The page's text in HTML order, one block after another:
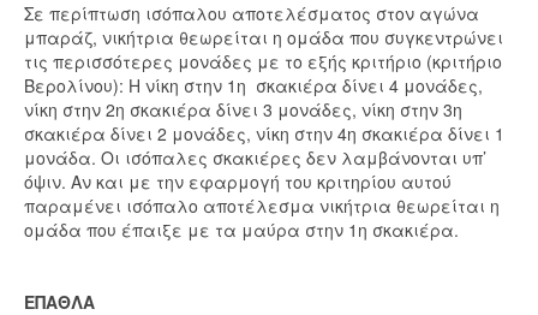
Σε περίπτωση ισόπαλου αποτελέσματος στον αγώνα
μπαράζ, νικήτρια θεωρείται η ομάδα που συγκεντρώνει
τις περισσότερες μονάδες με το εξής κριτήριο (κριτήριο
Βερολίνου): Η νίκη στην 1η σκακιέρα δίνει 4 μονάδες,
νίκη στην 2η σκακιέρα δίνει 3 μονάδες, νίκη στην 3η
σκακιέρα δίνει 2 μονάδες, νίκη στην 4η σκακιέρα δίνει 1
μονάδα. Οι ισόπαλες σκακιέρες δεν λαμβάνονται υπ’
όψιν. Αν και με την εφαρμογή του κριτηρίου αυτού
παραμένει ισόπαλο αποτέλεσμα νικήτρια θεωρείται η
ομάδα που έπαιξε με τα μαύρα στην 1η σκακιέρα.
ΕΠΑΘΛΑ